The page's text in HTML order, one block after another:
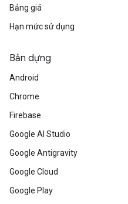
Bảng giá
Hạn mức sử dụng
Bản dựng
Android
Chrome
Firebase
Google AI Studio
Google Antigravity
Google Cloud
Google Play